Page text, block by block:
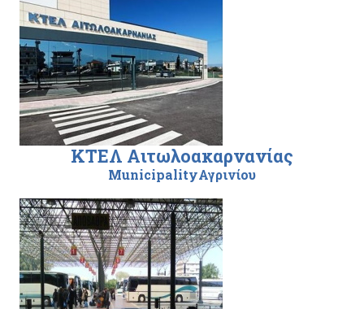
ΚΤΕΛ Αιτωλοακαρνανίας
MunicipalityΑγρινίου